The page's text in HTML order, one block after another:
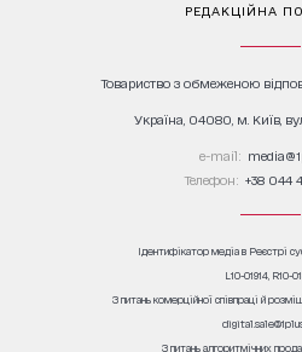
РЕДАКЦІЙНА
Товариство з обмеженою
Україна, 04080, м. Київ,
е-mail:
Телефон: +38 044
Ідентифікатор медіа в Реєстрі
L10-01914, R10-
З питань комерційної співпраці й
З питань алгоритмічних